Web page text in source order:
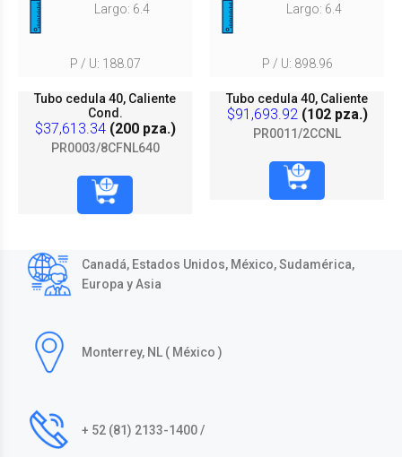
Largo: 6.4
P / U: 188.07
Tubo cedula 40, Caliente
Cond.
$37,613.34(200 pza.)
PR0003/8CFNL640
Largo: 6.4
P / U: 898.96
Tubo cedula 40, Caliente
$91,693.92 (102 pza.)
PR0011/2CCNL
Canadá, Estados Unidos, México, Sudamérica,
Europa y Asia
Monterrey, NL ( México )
+ 52 (81) 2133-1400 /